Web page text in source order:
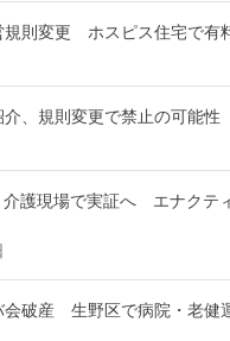
規則変更 ホスピス住宅で有
介、規則変更で禁止の可能
介護現場で実証へ エナクテ
会破産 生野区で病院・老健